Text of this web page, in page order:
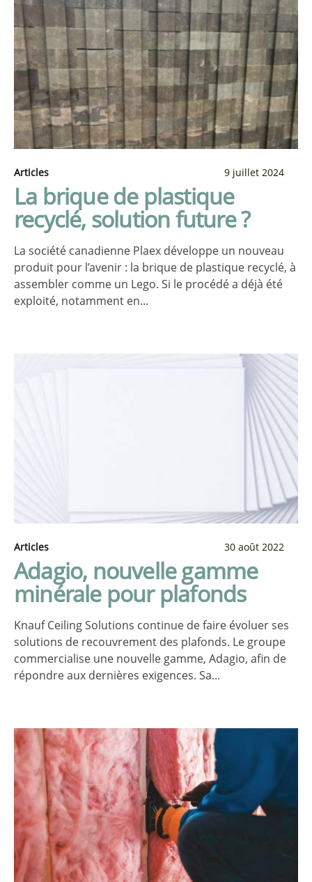
Articles 9 juillet 2024
La brique de plastique
recyclé, solution future ?
La société canadienne Plaex développe un nouveau
produit pour l’avenir : la brique de plastique recyclé, à
assembler comme un Lego. Si le procédé a déjà été
exploité, notamment en...
Articles 30 août 2022
Adagio, nouvelle gamme
minérale pour plafonds
Knauf Ceiling Solutions continue de faire évoluer ses
solutions de recouvrement des plafonds. Le groupe
commercialise une nouvelle gamme, Adagio, afin de
répondre aux dernières exigences. Sa...